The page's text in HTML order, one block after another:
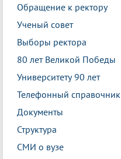
Обращение к ректору
Ученый совет
Выборы ректора
80 лет Великой Победы
Университету 90 лет
Телефонный справочник
Документы
Структура
СМИ о вузе